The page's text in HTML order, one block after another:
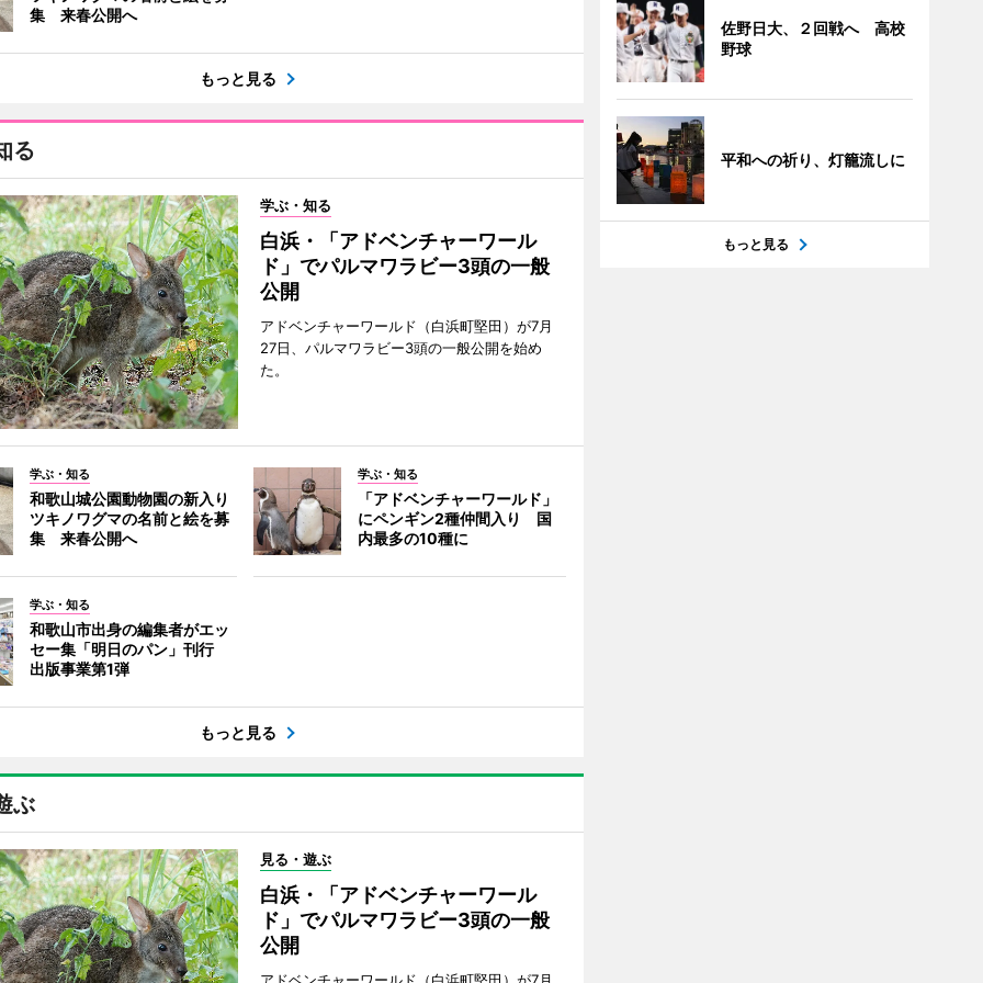
集 来春公開へ
もっと見る
る
学ぶ・知る
白浜・「アドベンチャーワール
ド」でパルマワラビー3頭の一般
公開
アドベンチャーワールド（白浜町堅田）が7月
27日、パルマワラビー3頭の一般公開を始め
た。
学ぶ・知る
和歌山城公園動物園の新入り
ツキノワグマの名前と絵を募
集 来春公開へ
学ぶ・知る
「アドベンチャーワールド」
にペンギン2種仲間入り 国
内最多の10種に
学ぶ・知る
和歌山市出身の編集者がエッ
セー集「明日のパン」刊行
出版事業第1弾
もっと見る
ぶ
見る・遊ぶ
白浜・「アドベンチャーワール
ド」でパルマワラビー3頭の一般
公開
佐野日大、２回戦へ 高校
野球
平和への祈り、灯籠流しに
もっと見る